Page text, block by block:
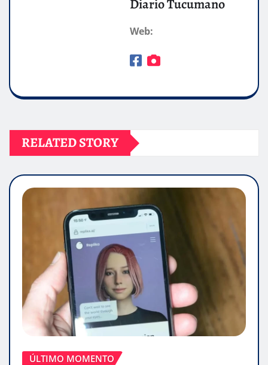
Diario Tucumano
Web:
RELATED STORY
ÚLTIMO MOMENTO